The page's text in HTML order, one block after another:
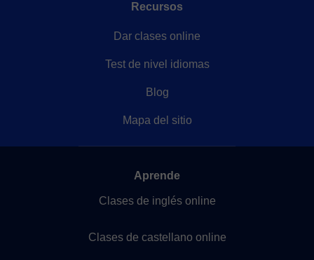
Recursos
Dar clases online
Test de nivel idiomas
Blog
Mapa del sitio
Aprende
Clases de inglés online
Clases de castellano online